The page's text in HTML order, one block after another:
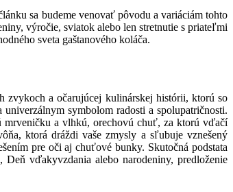
sa budeme venovať pôvodu a variáciám tohto
výročie, sviatok alebo len stretnutie s priateľmi
sveta gaštanového koláča.
zvykoch a očarujúcej kulinárskej histórii, ktorú so
symbolom radosti a spolupatričnosti.
mrveničku a vlhkú, orechovú chuť, za ktorú vďačí
ktorá dráždi vaše zmysly a sľubuje vznešený
pre oči aj chuťové bunky. Skutočná podstata
vďakyvzdania alebo narodeniny, predloženie